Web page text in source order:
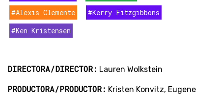
#Alexis Clemente
#Kerry Fitzgibbons
#Ken Kristensen
DIRECTORA/DIRECTOR: Lauren Wolkstein
PRODUCTORA/PRODUCTOR: Kristen Konvitz, Eugene